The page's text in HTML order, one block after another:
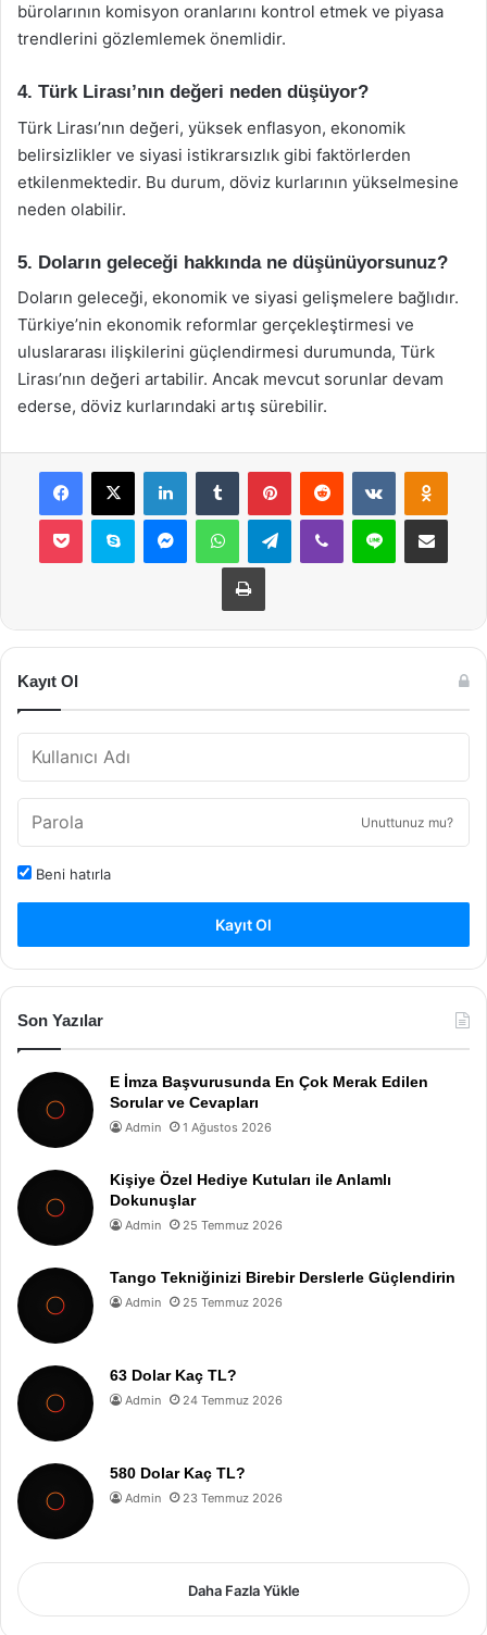
bürolarının komisyon oranlarını kontrol etmek ve piyasa
trendlerini gözlemlemek önemlidir.
4. Türk Lirası’nın değeri neden düşüyor?
Türk Lirası’nın değeri, yüksek enflasyon, ekonomik
belirsizlikler ve siyasi istikrarsızlık gibi faktörlerden
etkilenmektedir. Bu durum, döviz kurlarının yükselmesine
neden olabilir.
5. Doların geleceği hakkında ne düşünüyorsunuz?
Doların geleceği, ekonomik ve siyasi gelişmelere bağlıdır.
Türkiye’nin ekonomik reformlar gerçekleştirmesi ve
uluslararası ilişkilerini güçlendirmesi durumunda, Türk
Lirası’nın değeri artabilir. Ancak mevcut sorunlar devam
ederse, döviz kurlarındaki artış sürebilir.
Facebook
X LinkedInTumblr PinterestReddit VKontakte
Pocket Skype MessengerWhatsAppTelegramViber Line E-Posta ile
Yazdır
Kayıt Ol
Unuttunuz mu?
Beni hatırla
Kayıt Ol
Son Yazılar
E İmza Başvurusunda En Çok Merak Edilen
Sorular ve Cevapları
Admin 1 Ağustos 2026
Kişiye Özel Hediye Kutuları ile Anlamlı
Dokunuşlar
Admin 25 Temmuz 2026
Tango Tekniğinizi Birebir Derslerle Güçlendirin
Admin 25 Temmuz 2026
63 Dolar Kaç TL?
Admin 24 Temmuz 2026
580 Dolar Kaç TL?
Admin 23 Temmuz 2026
Daha Fazla Yükle